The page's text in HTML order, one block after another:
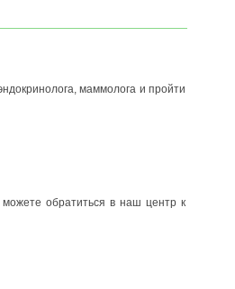
маммолога и пройти
обратиться в наш центр к